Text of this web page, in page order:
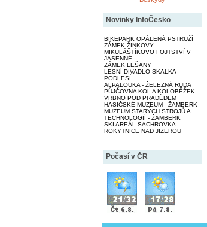
Novinky InfoČesko
BIKEPARK OPÁLENÁ PSTRUŽÍ
ZÁMEK ŽINKOVY
MIKULÁŠTÍKOVO FOJTSTVÍ V
JASENNÉ
ZÁMEK LEŠANY
LESNÍ DIVADLO SKALKA -
PODLESÍ
ALPALOUKA - ŽELEZNÁ RUDA
PŮJČOVNA KOL A KOLOBĚŽEK -
VRBNO POD PRADĚDEM
HASIČSKÉ MUZEUM - ŽAMBERK
MUZEUM STARÝCH STROJŮ A
TECHNOLOGIÍ - ŽAMBERK
SKI AREÁL SACHROVKA -
ROKYTNICE NAD JIZEROU
Počasí v ČR